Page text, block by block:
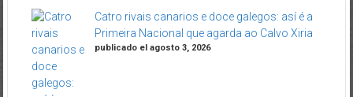
Catro rivais canarios e doce galegos: así é a
Primeira Nacional que agarda ao Calvo Xiria
publicado el agosto 3, 2026